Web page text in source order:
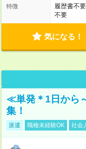
特徴 履歴書不要
不要
気になる！
≪単発＊1日から
集！
派遣 職種未経験OK 社会